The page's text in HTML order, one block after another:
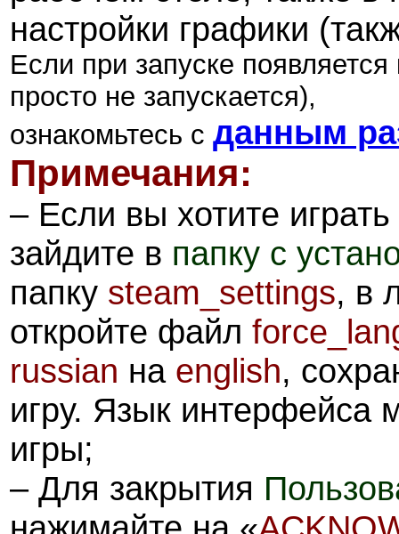
настройки графики
Если при запуске
просто не запускается),
ознакомьтесь с данным
Примечания:
– Если вы хотите
зайдите в папку с
папку steam_settings, в
откройте файл
russian на english,
игру. Язык интерфейса
игры;
– Для закрытия